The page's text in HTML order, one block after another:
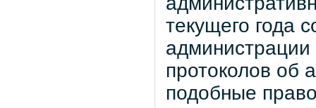
текущего года
протоколов об
подобные